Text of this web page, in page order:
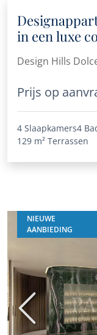
in een luxe
Design Hills
Prijs op
4 Slaapkamers4
129 m² Terrassen
NIEUWE
AANBIEDING
Vorige